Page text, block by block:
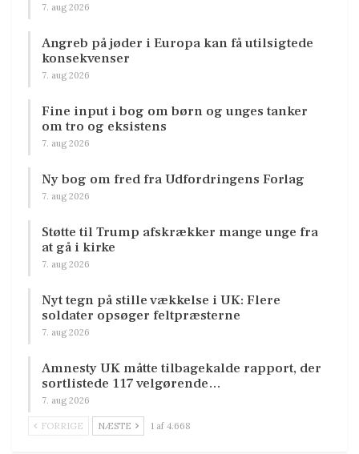
7. aug 2026
Angreb på jøder i Europa kan få utilsigtede
konsekvenser
7. aug 2026
Fine input i bog om børn og unges tanker
om tro og eksistens
7. aug 2026
Ny bog om fred fra Udfordringens Forlag
7. aug 2026
Støtte til Trump afskrækker mange unge fra
at gå i kirke
7. aug 2026
Nyt tegn på stille vækkelse i UK: Flere
soldater opsøger feltpræsterne
7. aug 2026
Amnesty UK måtte tilbagekalde rapport, der
sortlistede 117 velgørende…
7. aug 2026
FORRIGE NÆSTE 1 af 4.668